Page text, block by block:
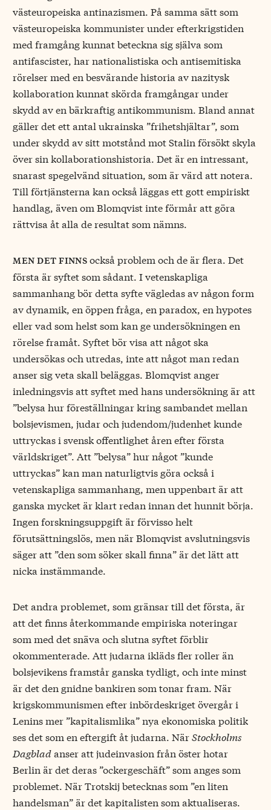
västeuropeiska antinazismen. På samma sätt som
västeuropeiska kommunister under efterkrigstiden
med framgång kunnat beteckna sig själva som
antifascister, har nationalistiska och antisemitiska
rörelser med en besvärande historia av nazitysk
kollaboration kunnat skörda framgångar under
skydd av en bärkraftig antikommunism. Bland annat
gäller det ett antal ukrainska ”frihetshjältar”, som
under skydd av sitt motstånd mot Stalin försökt skyla
över sin kollaborationshistoria. Det är en intressant,
snarast spegelvänd situation, som är värd att notera.
Till förtjänsterna kan också läggas ett gott empiriskt
handlag, även om Blomqvist inte förmår att göra
rättvisa åt alla de resultat som nämns.
men det finnsockså problem och de är flera. Det
första är syftet som sådant. I vetenskapliga
sammanhang bör detta syfte vägledas av någon form
av dynamik, en öppen fråga, en paradox, en hypotes
eller vad som helst som kan ge undersökningen en
rörelse framåt. Syftet bör visa att något ska
undersökas och utredas, inte att något man redan
anser sig veta skall beläggas. Blomqvist anger
inledningsvis att syftet med hans undersökning är att
”belysa hur föreställningar kring sambandet mellan
bolsjevismen, judar och judendom/judenhet kunde
uttryckas i svensk offentlighet åren efter första
världskriget”. Att ”belysa” hur något ”kunde
uttryckas” kan man naturligtvis göra också i
vetenskapliga sammanhang, men uppenbart är att
ganska mycket är klart redan innan det hunnit börja.
Ingen forskningsuppgift är förvisso helt
förutsättningslös, men när Blomqvist avslutningsvis
säger att ”den som söker skall finna” är det lätt att
nicka instämmande.
Det andra problemet, som gränsar till det första, är
att det finns återkommande empiriska noteringar
som med det snäva och slutna syftet förblir
okommenterade. Att judarna ikläds fler roller än
bolsjevikens framstår ganska tydligt, och inte minst
är det den gnidne bankiren som tonar fram. När
krigskommunismen efter inbördeskriget övergår i
Lenins mer ”kapitalismlika” nya ekonomiska politik
ses det som en eftergift åt judarna. NärStockholms
Dagbladanser att judeinvasion från öster hotar
Berlin är det deras ”ockergeschäft” som anges som
problemet. När Trotskij betecknas som ”en liten
handelsman” är det kapitalisten som aktualiseras.